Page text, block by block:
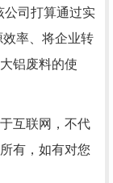
公司打算通过实
率、将企业转
铝废料的使
互联网，不代
有，如有对您